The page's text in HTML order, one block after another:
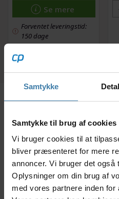
Samtykke
Samtykke til brug af cookies
Vi bruger cookies til at
bliver præsenteret for mere
annoncer. Vi bruger det
Oplysninger om din brug af
med vores partnere inden for
Se mere
Forventet leveringstid:
150 dage
Her får du en
designet til montering på
cyklens kranksæt og
monteret bagpå. Du kan
cyklens geardrop.